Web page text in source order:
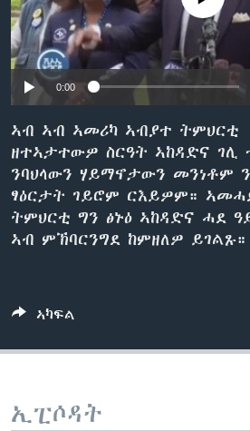
ቂሔ ጽልሚ
ቋንቋታት
0:00
ኣብ ኣብ ኣመሪካ ኣብያተ ትምህርቲ
ዘተኣታተውዎ ስርዓት ኣከዳድና ገሊ
ንባህላውን ሃይማኖታውን መንነቶም
ፃዕርታት ገይሮም ርእይዎም።
ትምህርቲ ግን ፅኑዕ ኣከዳድና ሓደ
ኣብ ምኽባርንግደ ከምዘለዎ ይገልጹ።
ኣካፍል
ኢፒሶዳት